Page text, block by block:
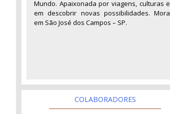
Mundo. Apaixonada por viagens, culturas e
em descobrir novas possibilidades. Mora
em São José dos Campos – SP.
COLABORADORES